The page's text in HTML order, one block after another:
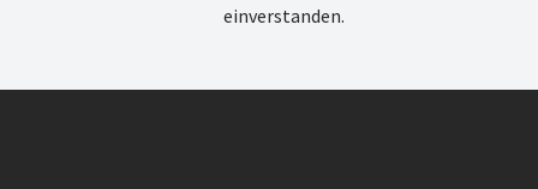
einverstanden.